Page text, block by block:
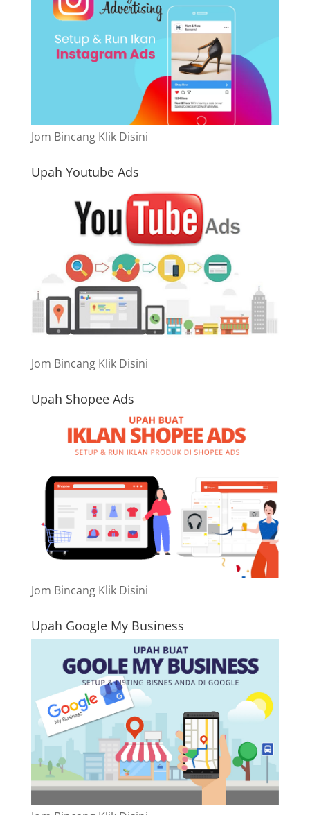
Jom Bincang Klik Disini
Upah Youtube Ads
Jom Bincang Klik Disini
Upah Shopee Ads
Jom Bincang Klik Disini
Upah Google My Business